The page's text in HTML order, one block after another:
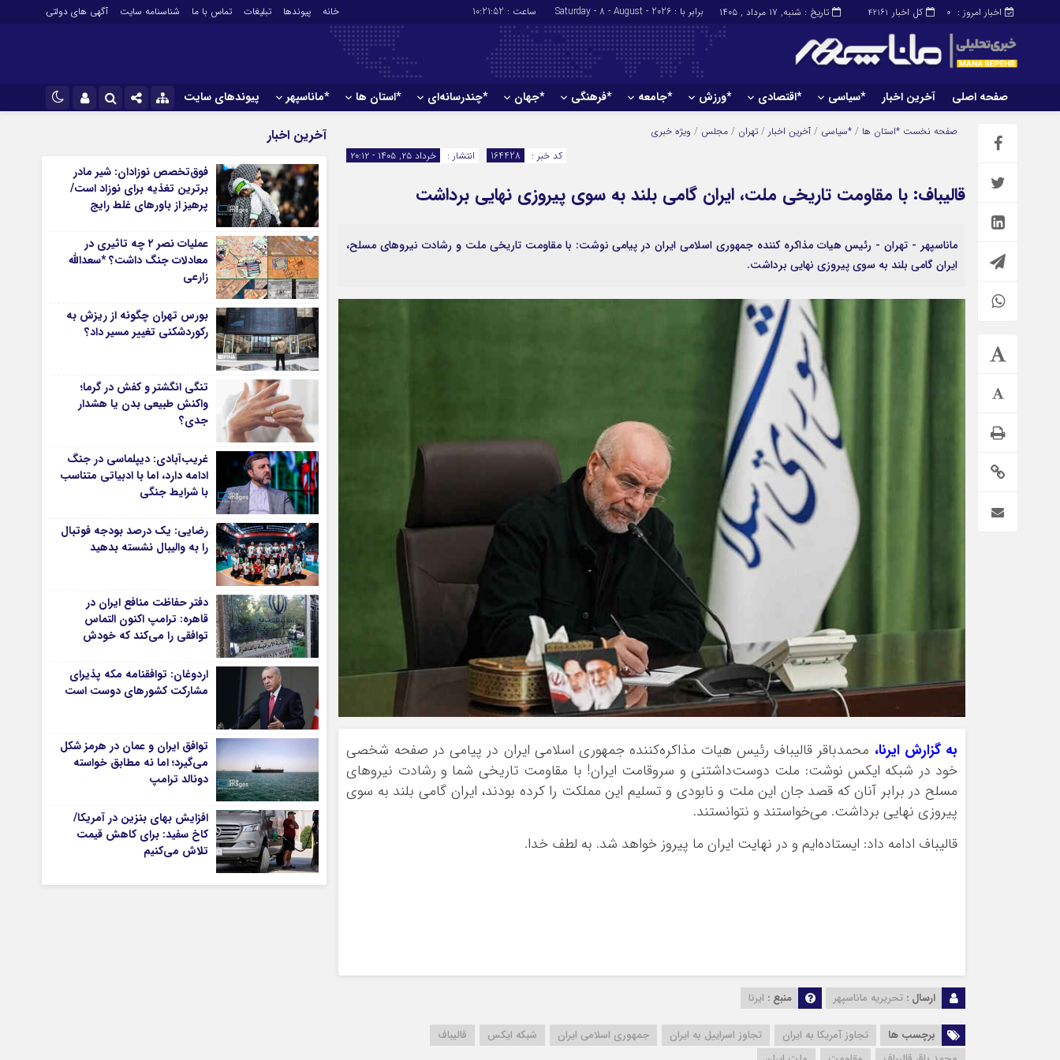
کل اخبار 42161 اخبار امروز : 0 تاریخ : شنبه, ۱۷ مرداد , ۱۴۰۵ برابر با : Saturday - 8 - August - 2026 ساعت : 10:21:53 خانه پیوندها تبلیغات تماس با ما شناسنامه سایت آگهی های دولتی
صفحه اصلی آخرین اخبار *سیاسی *اقتصادی *ورزش *جامعه *فرهنگی *جهان *چندرسانه‌ای *استان ها *ماناسپهر پیوندهای سایت
سروش
ایتا
آپارات
رمز عبور
مرا به خاطر بسپار
صفحه اصلی آخرین اخبار
رهبر انقلاب
مجلس
احزاب و تشکلها
بانک ها
اخبار بورس
ارتباطات و فن آوری اطلاعات
باشگاه پرسپولیس
باشگاه استقلال
ورزشهای رزمی
ورزش زنان
توپ و تور
سایر حوزه ها
دانشگاه
آموزش و پرورش
بهداشت و درمان
سبک زندگی
حوادث، انتظامی
شهری و رفاهی
شهرداری و شورای شهر
دفاع مقدس
*جهان *چندرسانه‌ای
اینفوگرافی
عکس
صوت و فیلم
*استان ها
آذربایجان شرقی
آذربایجان غربی
اردبیل
اصفهان
البرز
ایلام
بوشهر
چهار محال و بختیاری
خراسان جنوبی
*ماناسپهر
اطلاعیه
پیام تبریک ماناسپهر
پیام تسلیت ماناسپهر
پیوندهای سایت
صفحه نخست *استان ها / *سیاسی / آخرین اخبار / تهران / مجلس / ویژه خبری
انتشار :
خرداد ۲۵, ۱۴۰۵ - ۲۰:۱۲ کد خبر : 164428
قالیباف: با مقاومت تاریخی ملت، ایران گامی بلند به سوی پیروزی نهایی برداشت
ماناسپهر - تهران - رئیس هیات مذاکره کننده جمهوری اسلامی ایران در پیامی نوشت: با مقاومت تاریخی ملت و رشادت نیروهای مسلح،
ایران گامی بلند به سوی پیروزی نهایی برداشت.
به گزارش ایرنا، محمدباقر قالیباف رئیس هیات مذاکره‌کننده جمهوری اسلامی ایران در پیامی در صفحه شخصی
خود در شبکه ایکس نوشت: ملت دوست‌داشتنی و سروقامت ایران! با مقاومت تاریخی شما و رشادت نیروهای
مسلح در برابر آنان که قصد جان این ملت و نابودی و تسلیم این مملکت را کرده بودند، ایران گامی بلند به سوی
پیروزی نهایی برداشت. می‌خواستند و نتوانستند.
قالیباف ادامه داد: ایستاده‌ایم و در نهایت ایران ما پیروز خواهد شد. به لطف خدا.
ارسال : تحریریه ماناسپهر منبع : ایرنا
برچسب ها تجاوز آمریکا به ایران تجاوز اسراییل به ایران جمهوری اسلامی ایران شبکه ایکس
قالیباف
آخرین اخبار
فوق‌تخصص نوزادان: شیر مادر
برترین تغذیه برای نوزاد است/
پرهیز از باورهای غلط رایج
عملیات نصر ۲ چه تاثیری در
معادلات جنگ داشت؟ *سعدالله
زارعی
بورس تهران چگونه از ریزش به
رکوردشکنی تغییر مسیر داد؟
تنگی انگشتر و کفش در گرما؛
واکنش طبیعی بدن یا هشدار
جدی؟
غریب‌آبادی: دیپلماسی در جنگ
ادامه دارد، اما با ادبیاتی متناسب
با شرایط جنگی
رضایی: یک درصد بودجه فوتبال
را به والیبال نشسته بدهید
دفتر حفاظت منافع ایران در
قاهره: ترامپ اکنون التماس
توافقی را می‌کند که خودش
اردوغان: توافقنامه مکه پذیرای
مشارکت کشورهای دوست است
توافق ایران و عمان در هرمز شکل
می‌گیرد؛ اما نه مطابق خواسته
دونالد ترامپ
افزایش بهای بنزین در آمریکا/
کاخ سفید: برای کاهش قیمت
تلاش می‌کنیم